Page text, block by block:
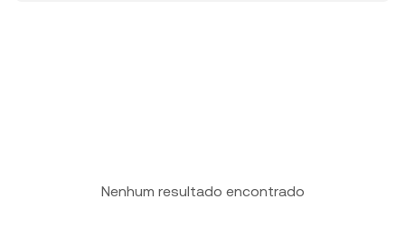
Nenhum resultado encontrado